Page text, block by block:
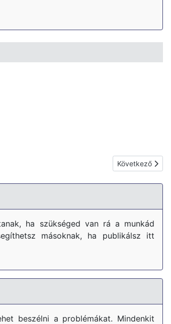
Következő
Következő
ha szükséged van rá a munkád
másoknak, ha publikálsz itt
beszélni a problémákat. Mindenkit